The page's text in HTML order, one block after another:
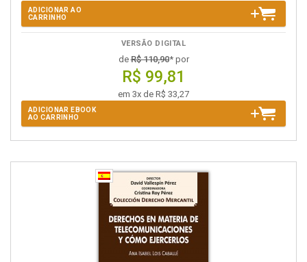
ADICIONAR AO
CARRINHO
VERSÃO DIGITAL
deR$ 110,90* por
R$ 99,81
em 3x de R$ 33,27
ADICIONAR EBOOK
AO CARRINHO